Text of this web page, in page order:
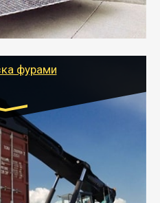
к новому месту
сохранности груза и
подтверждающих
фурами
от 5 до 10 тонн
догруз